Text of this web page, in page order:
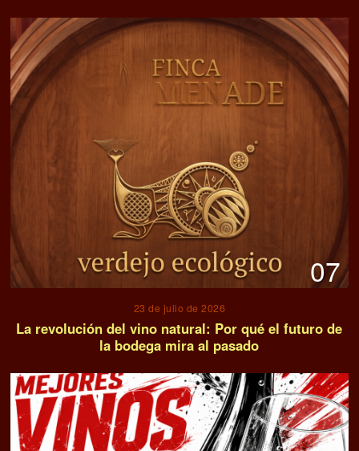
07
23 de julio de 2026
La revolución del vino natural: Por qué el futuro de
la bodega mira al pasado